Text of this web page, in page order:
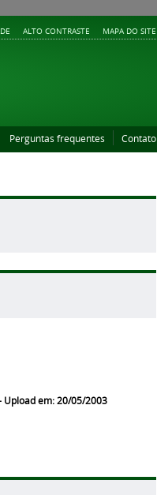
ALTO CONTRASTE MAPA DO SITE
Perguntas frequentes Contato
Upload em: 20/05/2003